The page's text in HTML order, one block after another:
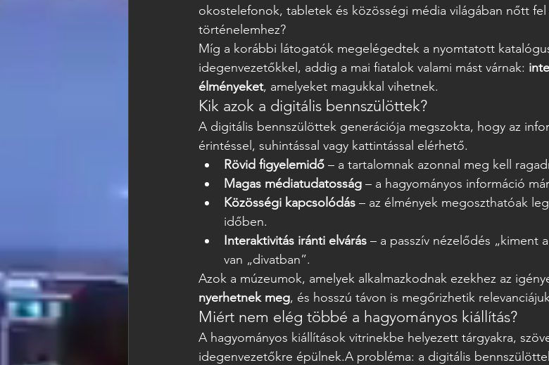
okostelefonok, tabletek és közösségi média világában nőtt fel
történelemhez?
Míg a korábbi látogatók megelégedtek a nyomtatott
idegenvezetőkkel, addig a mai fiatalok valami mást várnak:
élményeket, amelyeket magukkal vihetnek.
Kik azok a digitális bennszülöttek?
A digitális bennszülöttek generációja megszokta, hogy az
érintéssel, suhintással vagy kattintással elérhető.
Rövid figyelemidő – a tartalomnak azonnal meg kell
Magas médiatudatosság – a hagyományos információ
Közösségi kapcsolódás – az élmények megoszthatóak
időben.
Interaktivitás iránti elvárás – a passzív nézelődés „kiment
van „divatban”.
Azok a múzeumok, amelyek alkalmazkodnak ezekhez az
nyerhetnek meg, és hosszú távon is megőrizhetik
Miért nem elég többé a hagyományos kiállítás?
A hagyományos kiállítások vitrinekbe helyezett tárgyakra,
idegenvezetőkre épülnek.A probléma: a digitális